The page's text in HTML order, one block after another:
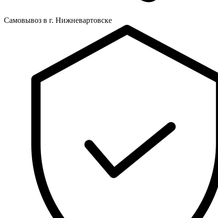
Самовывоз в г. Нижневартовске